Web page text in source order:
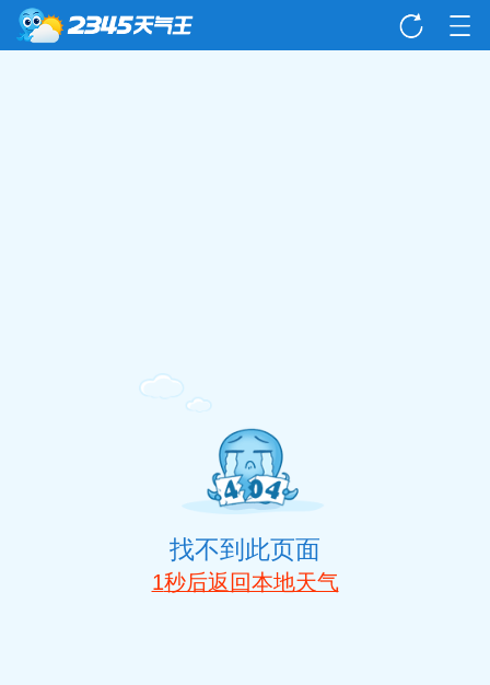
找不到此页面
1秒后返回本地天气